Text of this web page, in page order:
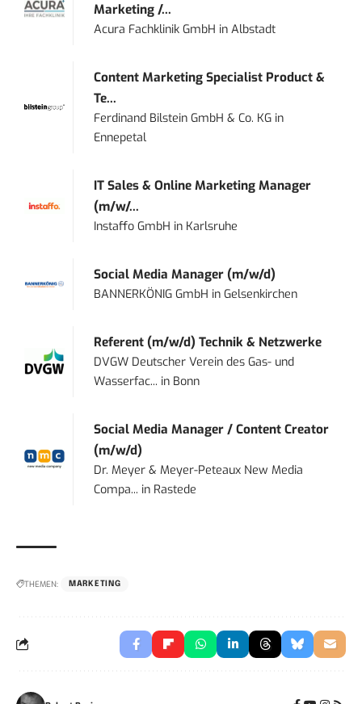
Marketing /...
Acura Fachklinik GmbH inAlbstadt
Content Marketing Specialist Product &
Te...
Ferdinand Bilstein GmbH & Co. KG in
Ennepetal
IT Sales & Online Marketing Manager
(m/w/...
Instaffo GmbH in Karlsruhe
Social Media Manager (m/w/d)
BANNERKÖNIG GmbH inGelsenkirchen
Referent (m/w/d) Technik & Netzwerke
DVGW Deutscher Verein des Gas- und
Wasserfac... in Bonn
Social Media Manager / Content Creator
(m/w/d)
Dr. Meyer & Meyer-Peteaux New Media
Compa... in Rastede
THEMEN: MARKETING